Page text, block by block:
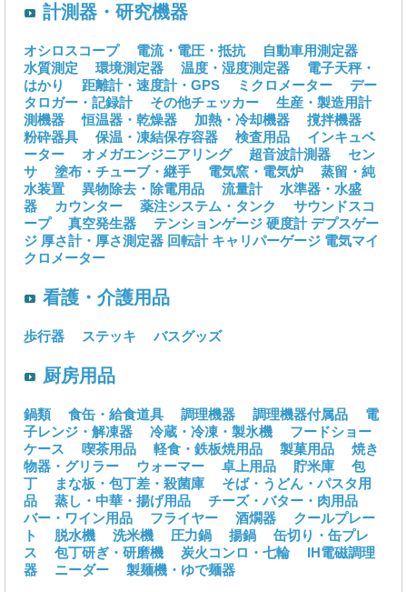
計測器・研究機器
オシロスコープ 電流・電圧・抵抗
自動車用測定器
水質測定
環境測定器 温度・湿度測定器
電子天秤・
はかり
距離計・速度計・GPS ミクロメーター
デー
タロガー・記録計
その他チェッカー
生産・製造用計
測機器
恒温器・乾燥器 加熱・冷却機器
撹拌機器
粉砕器具
保温・凍結保存容器 検査用品
インキュベ
ーター
オメガエンジニアリング 超音波計測器
セン
サ
塗布・チューブ・継手 電気窯・電気炉
蒸留・純
水装置
異物除去・除電用品 流量計
水準器・水盛
器
カウンター 薬注システム・タンク
サウンドスコ
ープ
真空発生器 テンションゲージ 硬度計 デプスゲー
ジ 厚さ計・厚さ測定器 回転計 キャリパーゲージ 電気マイ
クロメーター
看護・介護用品
歩行器 ステッキ バスグッズ
厨房用品
鍋類 食缶・給食道具 調理機器 調理機器付属品
電
子レンジ・解凍器
冷蔵・冷凍・製氷機
フードショー
ケース
喫茶用品 軽食・鉄板焼用品 製菓用品
焼き
物器・グリラー
ウォーマー 卓上用品 貯米庫
包
丁
まな板・包丁差・殺菌庫
そば・うどん・パスタ用
品
蒸し・中華・揚げ用品
チーズ・バター・肉用品
バー・ワイン用品
フライヤー 酒燗器
クールプレー
ト
脱水機 洗米機 圧力鍋 揚鍋
缶切り・缶プレ
ス
包丁研ぎ・研磨機 炭火コンロ・七輪
IH電磁調理
器
ニーダー 製麺機・ゆで麺器